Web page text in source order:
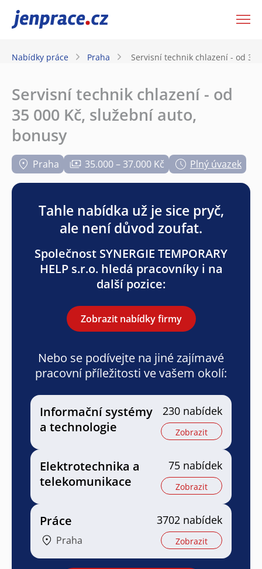
JenPráce.cz
Nabídky práce Praha Servisní technik chlazení - od 35
Servisní technik chlazení - od
35 000 Kč, služební auto,
bonusy
Praha 35.000 – 37.000 Kč Plný úvazek
Tahle nabídka už je sice pryč,
ale není důvod zoufat.
Společnost SYNERGIE TEMPORARY
HELP s.r.o. hledá pracovníky i na
další pozice:
Zobrazit nabídky firmy
Nebo se podívejte na jiné zajímavé
pracovní příležitosti ve vašem okolí:
Informační systémy
a technologie
230 nabídek
Zobrazit
Elektrotechnika a
telekomunikace
75 nabídek
Zobrazit
Práce
Praha
3702 nabídek
Zobrazit